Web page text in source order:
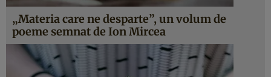
„Materia care ne desparte”, un volum de
poeme semnat de Ion Mircea